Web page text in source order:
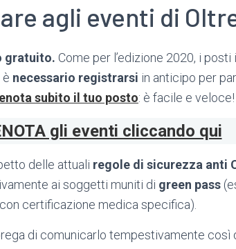
agli eventi di
gratuito. Come per l’edizione 2020, i posti
necessario registrarsi in anticipo per
subito il tuo posto: è facile e veloce!
gli eventi cliccando qui
delle attuali regole di sicurezza anti
ai soggetti muniti di green pass
certificazione medica specifica).
di comunicarlo tempestivamente così